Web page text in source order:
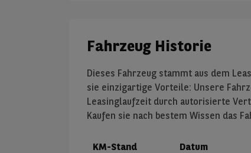
Fahrzeug Historie
Dieses Fahrzeug stammt aus dem
sie einzigartige Vorteile: Unsere
Leasinglaufzeit durch autorisierte
Kaufen sie nach bestem Wissen das
KM-Stand Datum